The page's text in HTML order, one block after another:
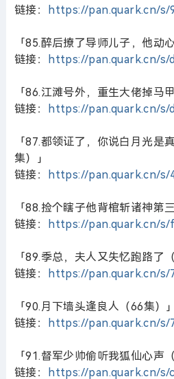
链接：
https://pan.quark.cn/s/
「85.醉后撩了导师儿子，他动
链接：
https://pan.quark.cn/s/
「86.江滩号外，重生大佬掉马
链接：
https://pan.quark.cn/s/
「87.都领证了，你说白月光是
集）」
链接：
https://pan.quark.cn/s/
「88.捡个瞎子他背棺斩诸神第
链接：
https://pan.quark.cn/s/
「89.季总，夫人又失忆跑路了
链接：
https://pan.quark.cn/s/
「90.月下墙头逢良人（66集）」
链接：
https://pan.quark.cn/s/
「91.督军少帅偷听我狐仙心声
链接：
https://pan.quark.cn/s/